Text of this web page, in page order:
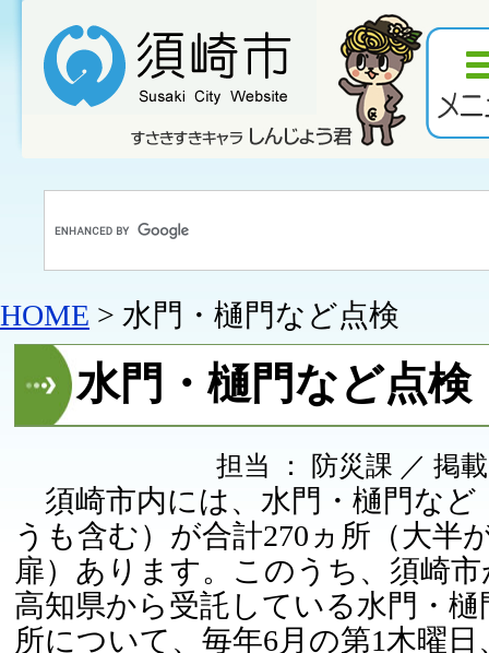
HOME > 水門・樋門など点検
水門・樋門など点検
担当 ： 防災課 ／ 掲
須崎市内には、水門・樋門など
うも含む）が合計270ヵ所（大半
扉）あります。このうち、須崎
高知県から受託している水門・樋
所について、毎年6月の第1木曜日